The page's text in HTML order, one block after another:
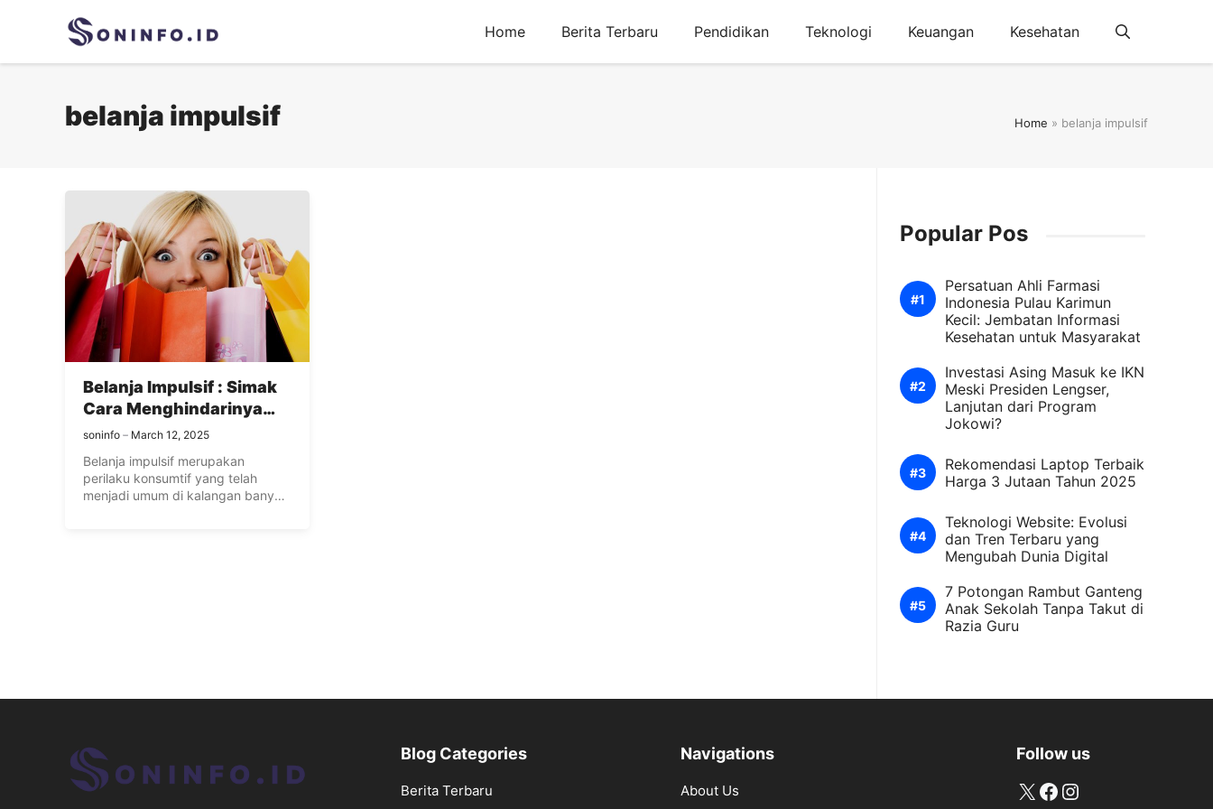
Home Berita Terbaru Pendidikan Teknologi Keuangan Kesehatan
belanja impulsif Home » belanja impulsif
Belanja Impulsif : Simak
Cara Menghindarinya
agar Tidak Boncos
soninfo March 12, 2025
Belanja impulsif merupakan
perilaku konsumtif yang telah
menjadi umum di kalangan banyak
Popular Pos
Persatuan Ahli Farmasi
Indonesia Pulau Karimun
Kecil: Jembatan Informasi
Kesehatan untuk Masyarakat
Investasi Asing Masuk ke IKN
Meski Presiden Lengser,
Lanjutan dari Program
Jokowi?
Rekomendasi Laptop Terbaik
Harga 3 Jutaan Tahun 2025
Teknologi Website: Evolusi
dan Tren Terbaru yang
Mengubah Dunia Digital
7 Potongan Rambut Ganteng
Anak Sekolah Tanpa Takut di
Razia Guru
Blog Categories
Berita Terbaru
Navigations
About Us
Follow us
X Facebook
Instagram